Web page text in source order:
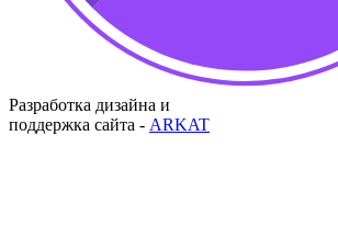
Разработка дизайна и
поддержка сайта - ARKAT